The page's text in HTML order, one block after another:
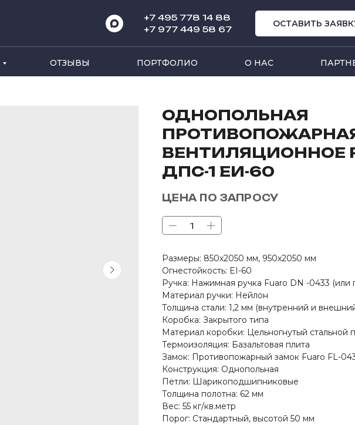
+7 495 778 14 88
+7 977 449 58 67
ОСТАВИТЬ
ОТЗЫВЫ ПОРТФОЛИО О НАС
ОДНОПОЛЬНАЯ
ВЕНТИЛЯЦИОННОЕ
ДПС-1 ЕИ-60
ЦЕНА ПО ЗАПРОСУ
Размеры: 850х2050 мм, 950х2050 мм
Огнестойкость: EI-60
Ручка: Нажимная ручка Fuaro DN -0433 (или
Материал ручки: Нейлон
Толщина стали: 1,2 мм (внутренний и
Коробка: Закрытого типа
Материал коробки: Цельногнутый стальной
Термоизоляция: Базальтовая плита
Замок: Противопожарный замок Fuaro FL-
Конструкция: Однопольная
Петли: Шарикоподшипниковые
Толщина полотна: 62 мм
Вес: 55 кг/кв.метр
Порог: Стандартный, высотой 50 мм